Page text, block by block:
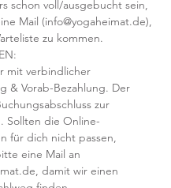
schon voll/ausgebucht sein,
Mail (info@yogaheimat.de),
zu kommen.
mit verbindlicher
& Vorab-Bezahlung. Der
zur
Sollten die Online-
für dich nicht passen,
eine Mail an
damit wir einen